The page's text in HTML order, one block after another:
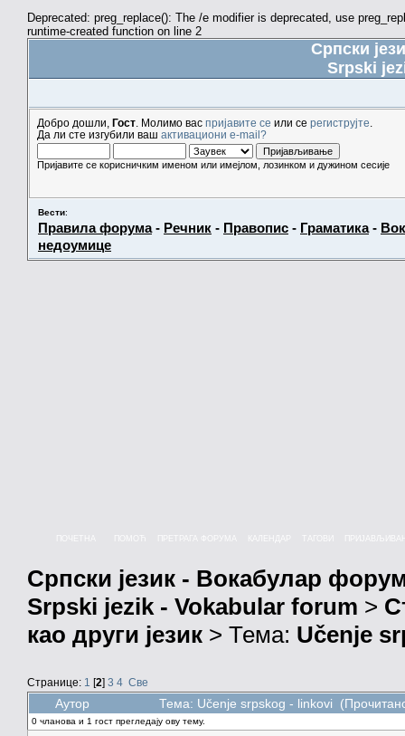
Deprecated: preg_replace(): The /e modifier is deprecated, use
runtime-created function on line 2
Српски
Srpski
Добро дошли, Гост . Молимо вас пријавите се или се региструјте
Да ли сте изгубили ваш активациони e-mail?
Пријавите се корисничким именом или имејлом, лозинком и дужином сесије
Вести:
Правила форума- Речник - Правопис - Граматика-
недоумице
КАЛЕНДАР
Српски језик - Вокабулар
Srpski jezik - Vokabular forum >
као други језик > Тема: Učenje
Странице: 1 [2] 3 4 Све
Аутор Тема: Učenje srpskog - linkovi
0 чланова и 1 гост прегледају ову тему.